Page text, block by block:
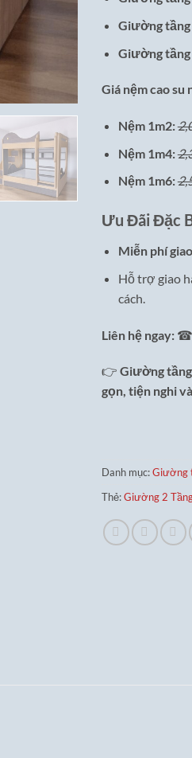
Giường tầng
Giường tầng
Giá nệm cao su
Nệm 1m2:
Nệm 1m4:
Nệm 1m6:
Ưu Đãi Đặc
Miễn phí
Hỗ trợ giao
cách.
Liên hệ ngay: ☎
👉 Giường tầng
gọn, tiện nghi
Danh mục:Giường
Thẻ:Giường 2